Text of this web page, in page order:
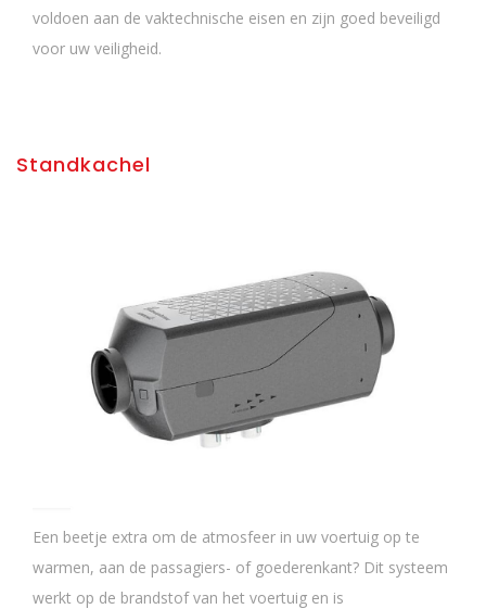
voldoen aan de vaktechnische eisen en zijn goed beveiligd
voor uw veiligheid.
Standkachel
Een beetje extra om de atmosfeer in uw voertuig op te
warmen, aan de passagiers- of goederenkant? Dit systeem
werkt op de brandstof van het voertuig en is